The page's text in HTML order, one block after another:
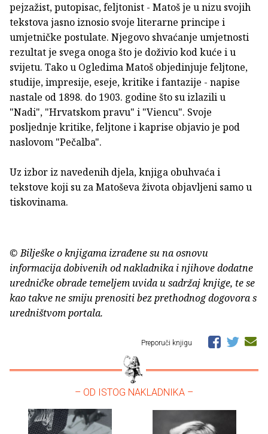
pejzažist, putopisac, feljtonist - Matoš je u nizu svojih
tekstova jasno iznosio svoje literarne principe i
umjetničke postulate. Njegovo shvaćanje umjetnosti
rezultat je svega onoga što je doživio kod kuće i u
svijetu. Tako u Ogledima Matoš objedinjuje feljtone,
studije, impresije, eseje, kritike i fantazije - napise
nastale od 1898. do 1903. godine što su izlazili u
"Nadi", "Hrvatskom pravu" i "Viencu". Svoje
posljednje kritike, feljtone i kaprise objavio je pod
naslovom "Pečalba".
Uz izbor iz navedenih djela, knjiga obuhvaća i
tekstove koji su za Matoševa života objavljeni samo u
tiskovinama.
© Bilješke o knjigama izrađene su na osnovu
informacija dobivenih od nakladnika i njihove dodatne
uredničke obrade temeljem uvida u sadržaj knjige, te se
kao takve ne smiju prenositi bez prethodnog dogovora s
uredništvom portala.
Preporuči knjigu
– OD ISTOG NAKLADNIKA –